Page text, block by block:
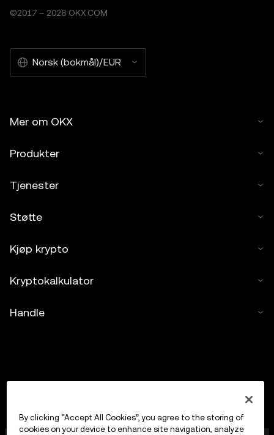
©2017 – 2026 OKX.COM
Norsk (bokmål)/EUR
Mer om OKX
Produkter
Tjenester
Støtte
Kjøp krypto
Kryptokalkulator
Handle
By clicking “Accept All Cookies”, you agree to the storing of
cookies on your device to enhance site navigation, analyze